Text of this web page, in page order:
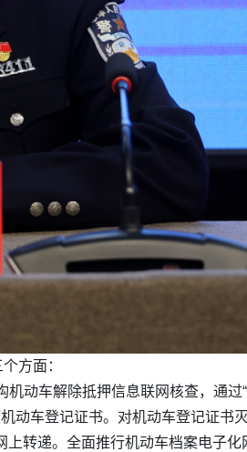
方面：
动车解除抵押信息联网核查，通过
动车登记证书。对机动车登记证书
转递。全面推行机动车档案电子